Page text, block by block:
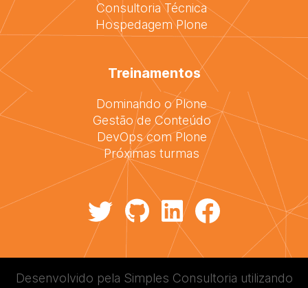
Consultoria Técnica
Hospedagem Plone
Treinamentos
Dominando o Plone
Gestão de Conteúdo
DevOps com Plone
Próximas turmas
Desenvolvido pela Simples Consultoria utilizando